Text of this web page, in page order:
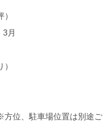
月
位、駐車場位置は別途ご